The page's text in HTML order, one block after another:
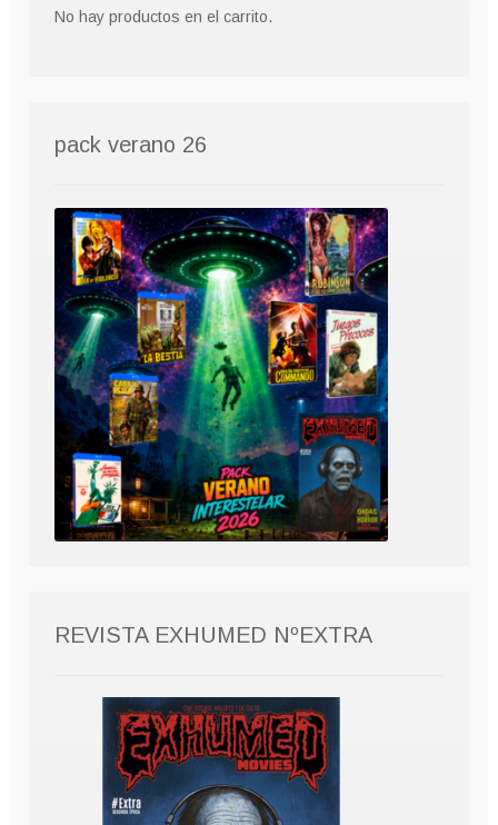
No hay productos en el carrito.
pack verano 26
REVISTA EXHUMED NºEXTRA